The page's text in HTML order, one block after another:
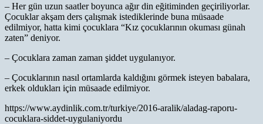
– Her gün uzun saatler boyunca ağır din eğitiminden geçiriliyorlar.
Çocuklar akşam ders çalışmak istediklerinde buna müsaade
edilmiyor, hatta kimi çocuklara “Kız çocuklarının okuması günah
zaten” deniyor.
– Çocuklara zaman zaman şiddet uygulanıyor.
– Çocuklarının nasıl ortamlarda kaldığını görmek isteyen babalara,
erkek oldukları için müsaade edilmiyor.
https://www.aydinlik.com.tr/turkiye/2016-aralik/aladag-raporu-
cocuklara-siddet-uygulaniyordu